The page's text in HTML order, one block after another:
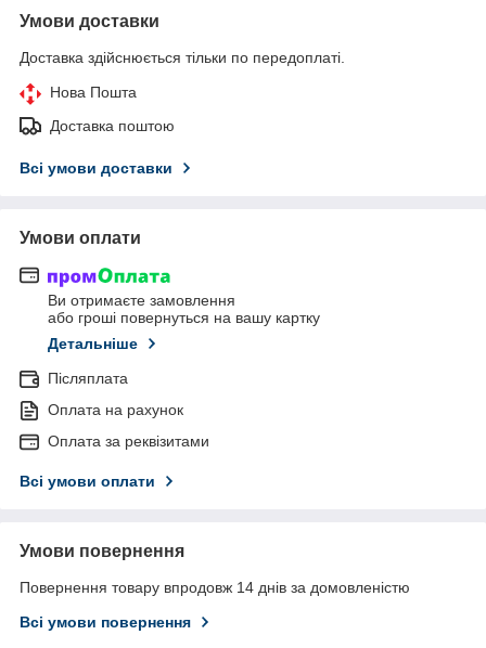
Умови доставки
Доставка здійснюється тільки по передоплаті.
Нова Пошта
Доставка поштою
Всі умови доставки
Умови оплати
Ви отримаєте замовлення
або гроші повернуться на вашу картку
Детальніше
Післяплата
Оплата на рахунок
Оплата за реквізитами
Всі умови оплати
Умови повернення
Повернення товару впродовж 14 днів за домовленістю
Всі умови повернення